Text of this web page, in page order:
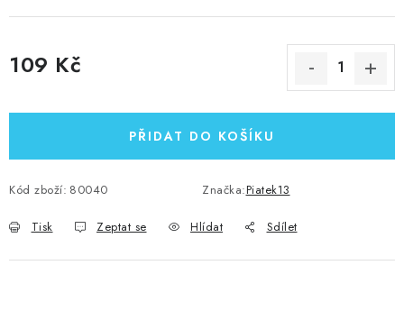
109 Kč
PŘIDAT DO KOŠÍKU
Kód zboží: 80040 Značka:Piatek13
Tisk Zeptat se Hlídat Sdílet